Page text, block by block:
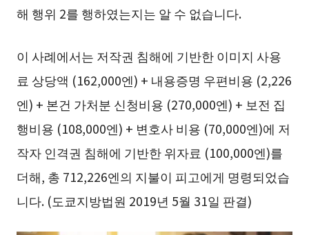
해 행위 2를 행하였는지는 알 수 없습니다.
이 사례에서는 저작권 침해에 기반한 이미지 사용
료 상당액 (162,000엔) + 내용증명 우편비용 (2,226
엔) + 본건 가처분 신청비용 (270,000엔) + 보전 집
행비용 (108,000엔) + 변호사 비용 (70,000엔)에 저
작자 인격권 침해에 기반한 위자료 (100,000엔)를
더해, 총 712,226엔의 지불이 피고에게 명령되었습
니다. (도쿄지방법원 2019년 5월 31일 판결)